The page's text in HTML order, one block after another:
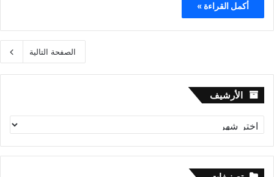
أكمل القراءة »
الصفحة التالية
الأرشيف الأرشيف